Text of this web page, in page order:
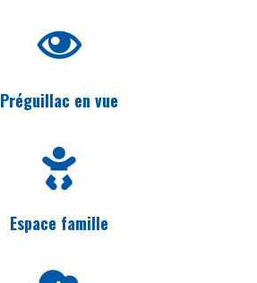
Préguillac en vue
Espace famille